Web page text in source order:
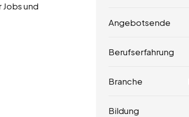
und
Angebotsende
Berufserfahrung
Branche
Bildung